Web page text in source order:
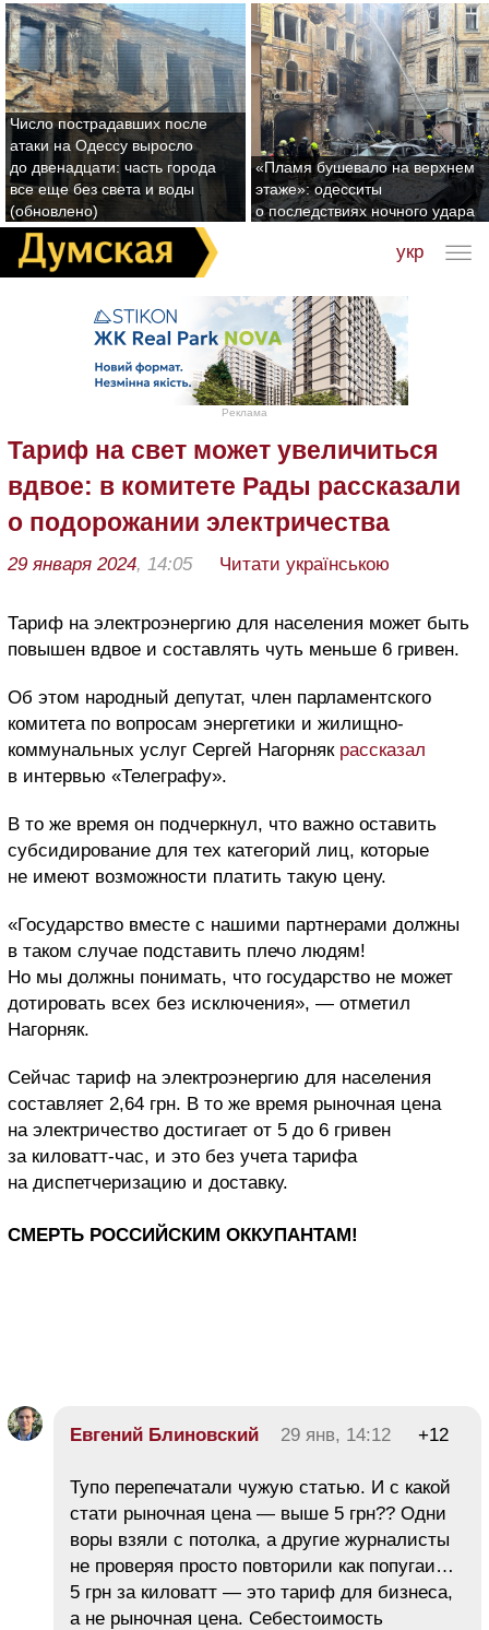
Число пострадавших после
атаки на Одессу выросло
до двенадцати: часть города
все еще без света и воды
(обновлено)
«Пламя бушевало на верхнем
этаже»: одесситы
о последствиях ночного удара
укр
Реклама
Тариф на свет может увеличиться
вдвое: в комитете Рады рассказали
о подорожании электричества
29 января 2024, 14:05 Читати українською
Тариф на электроэнергию для населения может быть
повышен вдвое и составлять чуть меньше 6 гривен.
Об этом народный депутат, член парламентского
комитета по вопросам энергетики и жилищно-
коммунальных услуг Сергей Нагорняк рассказал
в интервью «Телеграфу».
В то же время он подчеркнул, что важно оставить
субсидирование для тех категорий лиц, которые
не имеют возможности платить такую цену.
«Государство вместе с нашими партнерами должны
в таком случае подставить плечо людям!
Но мы должны понимать, что государство не может
дотировать всех без исключения», — отметил
Нагорняк.
Сейчас тариф на электроэнергию для населения
составляет 2,64 грн. В то же время рыночная цена
на электричество достигает от 5 до 6 гривен
за киловатт-час, и это без учета тарифа
на диспетчеризацию и доставку.
СМЕРТЬ РОССИЙСКИМ ОККУПАНТАМ!
Евгений Блиновский 29 янв, 14:12 +12
Тупо перепечатали чужую статью. И с какой
стати рыночная цена — выше 5 грн?? Одни
воры взяли с потолка, а другие журналисты
не проверяя просто повторили как попугаи…
5 грн за киловатт — это тариф для бизнеса,
а не рыночная цена. Себестоимость